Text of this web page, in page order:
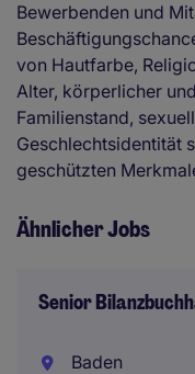
Bewerbenden und
von Hautfarbe,
Alter, körperlicher
Familienstand,
Geschlechtsidentität
geschützten
Ähnlicher Jobs
Senior
Baden